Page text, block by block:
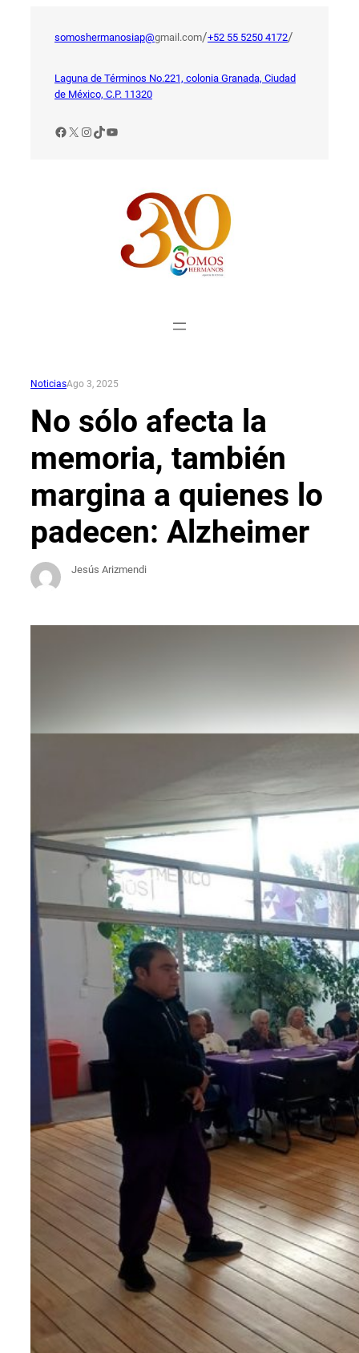
somoshermanosiap@gmail.com/+52 55 5250 4172/
Laguna de Términos No.221, colonia Granada, Ciudad
de México, C.P. 11320
Facebook
X Instagram
TikTok
YouTube
NoticiasAgo 3, 2025
No sólo afecta la
memoria, también
margina a quienes lo
padecen: Alzheimer
Jesús Arizmendi